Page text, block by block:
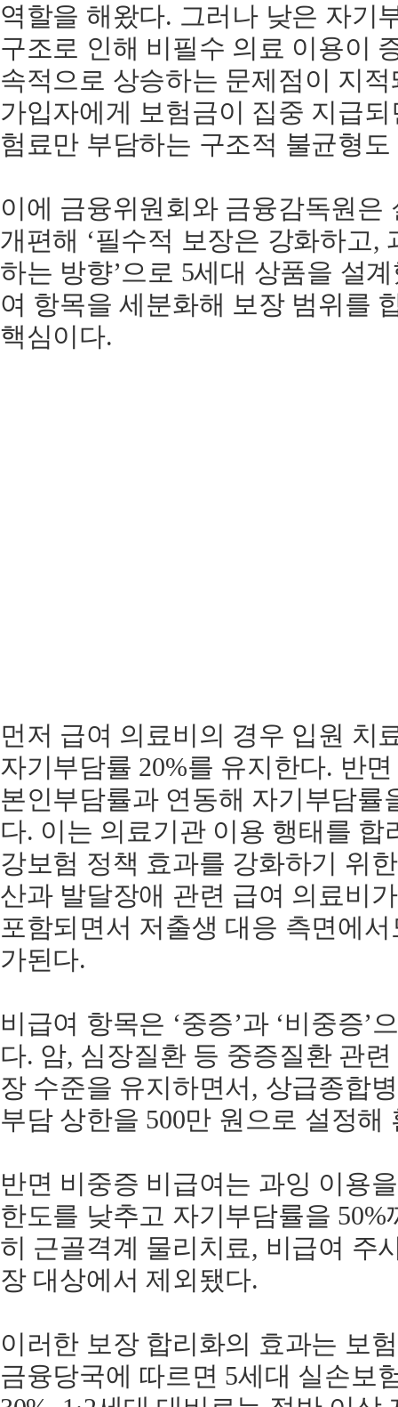
역할을 해왔다. 그러나 낮은 자기
구조로 인해 비필수 의료 이용이
속적으로 상승하는 문제점이 지
가입자에게 보험금이 집중 지급
험료만 부담하는 구조적 불균형
이에 금융위원회와 금융감독원은
개편해 ‘필수적 보장은 강화하고,
하는 방향’으로 5세대 상품을 설
여 항목을 세분화해 보장 범위를
핵심이다.
먼저 급여 의료비의 경우 입원 치
자기부담률 20%를 유지한다. 반
본인부담률과 연동해 자기부담률
다. 이는 의료기관 이용 행태를 합
강보험 정책 효과를 강화하기 위
산과 발달장애 관련 급여 의료비
포함되면서 저출생 대응 측면에
가된다.
비급여 항목은 ‘중증’과 ‘비중증’
다. 암, 심장질환 등 중증질환 관
장 수준을 유지하면서, 상급종합
부담 상한을 500만 원으로 설정해
반면 비중증 비급여는 과잉 이용
한도를 낮추고 자기부담률을
히 근골격계 물리치료, 비급여 주
장 대상에서 제외됐다.
이러한 보장 합리화의 효과는 보
금융당국에 따르면 5세대 실손보